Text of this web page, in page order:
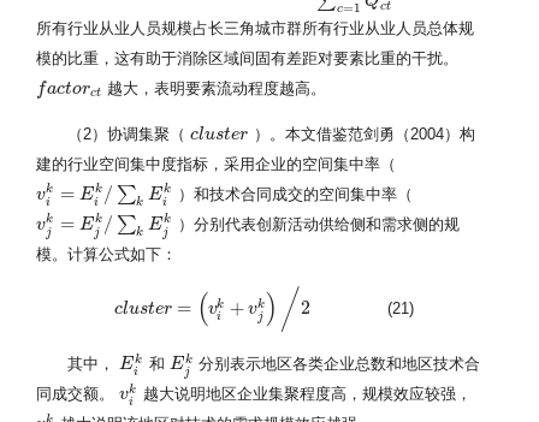
c=1 ct
所有行业从业人员规模占长三角城市群所有行业从业人员总体规
模的比重，这有助于消除区域间固有差距对要素比重的干扰。
factorct
factorct 越大，表明要素流动程度越高。
（2）协调集聚（cluster
cluster
）。本文借鉴范剑勇（2004）构
建的行业空间集中度指标，采用企业的空间集中率（
vk
i
= Ek
i
/ ∑k Ek
i
vik =E ik/∑ k Ei k ）和技术合同成交的空间集中率（
vk
j
= Ek
j / ∑k Ek
j
vjk =E jk/∑ k Ej k
）分别代表创新活动供给侧和需求侧的规
模。计算公式如下：
cluster = (vk
i
+ vk
j ) /2
cluster=( vik + vjk /2 (21)
其中， Ek
i
Eik 和 Ek
j
Ejk 分别表示地区各类企业总数和地区技术合
同成交额。
vk
i
vik 越大说明地区企业集聚程度高，规模效应较强，
k